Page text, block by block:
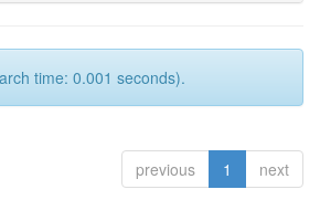
time: 0.001 seconds).
previous 1 next